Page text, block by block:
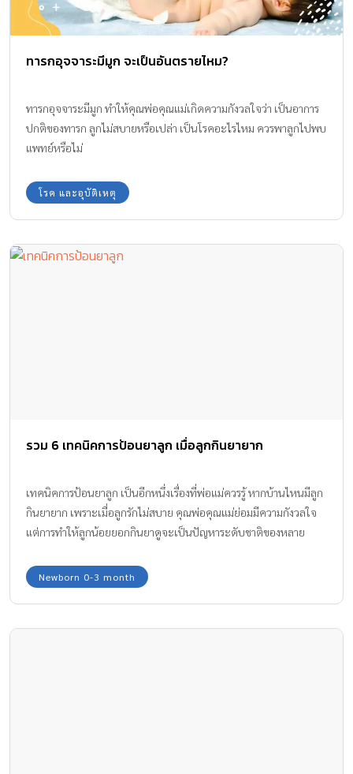
ทารกอุจจาระมีมูก จะเป็นอันตรายไหม?
ทารกอุจจาระมีมูก ทำให้คุณพ่อคุณแม่เกิดความกังวลใจว่า เป็นอาการ
ปกติของทารก ลูกไม่สบายหรือเปล่า เป็นโรคอะไรไหม ควรพาลูกไปพบ
แพทย์หรือไม่
โรค และอุบัติเหตุ
รวม 6 เทคนิคการป้อนยาลูก เมื่อลูกกินยายาก
เทคนิคการป้อนยาลูก เป็นอีกหนึ่งเรื่องที่พ่อแม่ควรรู้ หากบ้านไหนมีลูก
กินยายาก เพราะเมื่อลูกรักไม่สบาย คุณพ่อคุณแม่ย่อมมีความกังวลใจ
แต่การทำให้ลูกน้อยยอกกินยาดูจะเป็นปัญหาระดับชาติของหลาย
Newborn 0-3 month